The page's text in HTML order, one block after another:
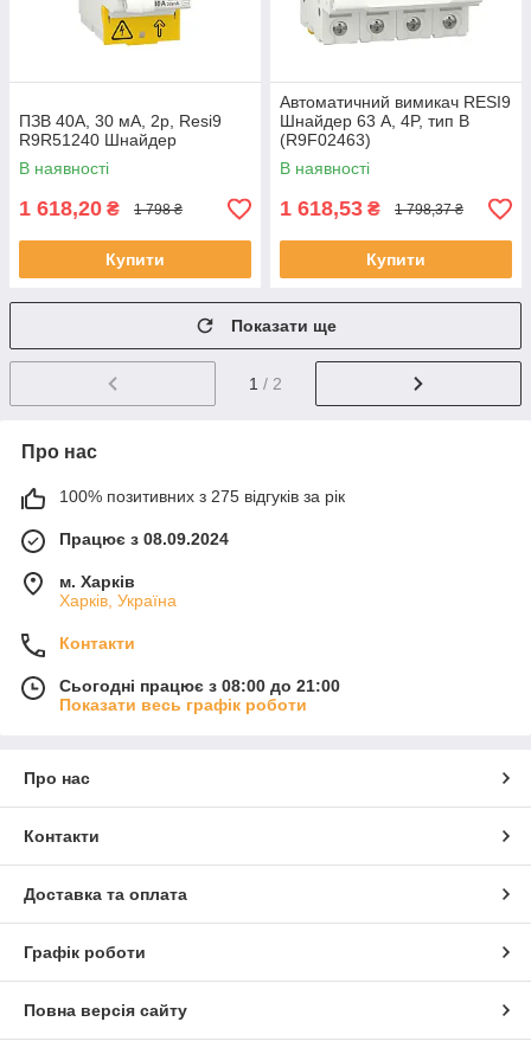
ПЗВ 40А, 30 мА, 2р, Resi9
R9R51240 Шнайдер
В наявності
1 618,20 ₴ 1 798 ₴
Купити
Автоматичний вимикач RESI9
Шнайдер 63 A, 4P, тип В
(R9F02463)
В наявності
1 618,53 ₴ 1 798,37 ₴
Купити
Показати ще
1 / 2
Про нас
100% позитивних з 275 відгуків за рік
Працює з 08.09.2024
м. Харків
Харків, Україна
Контакти
Сьогодні працює з 08:00 до 21:00
Показати весь графік роботи
Про нас
Контакти
Доставка та оплата
Графік роботи
Повна версія сайту